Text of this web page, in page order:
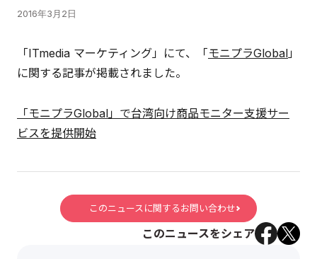
2016年3月2日
「ITmedia マーケティング」にて、「モニプラGlobal 」
に関する記事が掲載されました。
「モニプラGlobal」で台湾向け商品モニター支援サー
ビスを提供開始
このニュースに関するお問い合わせ
このニュースをシェア